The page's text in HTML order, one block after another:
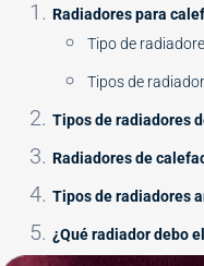
Radiadores para
Tipo de
Tipos de
Tipos de radiadores
Radiadores de
Tipos de radiadores
¿Qué radiador debo